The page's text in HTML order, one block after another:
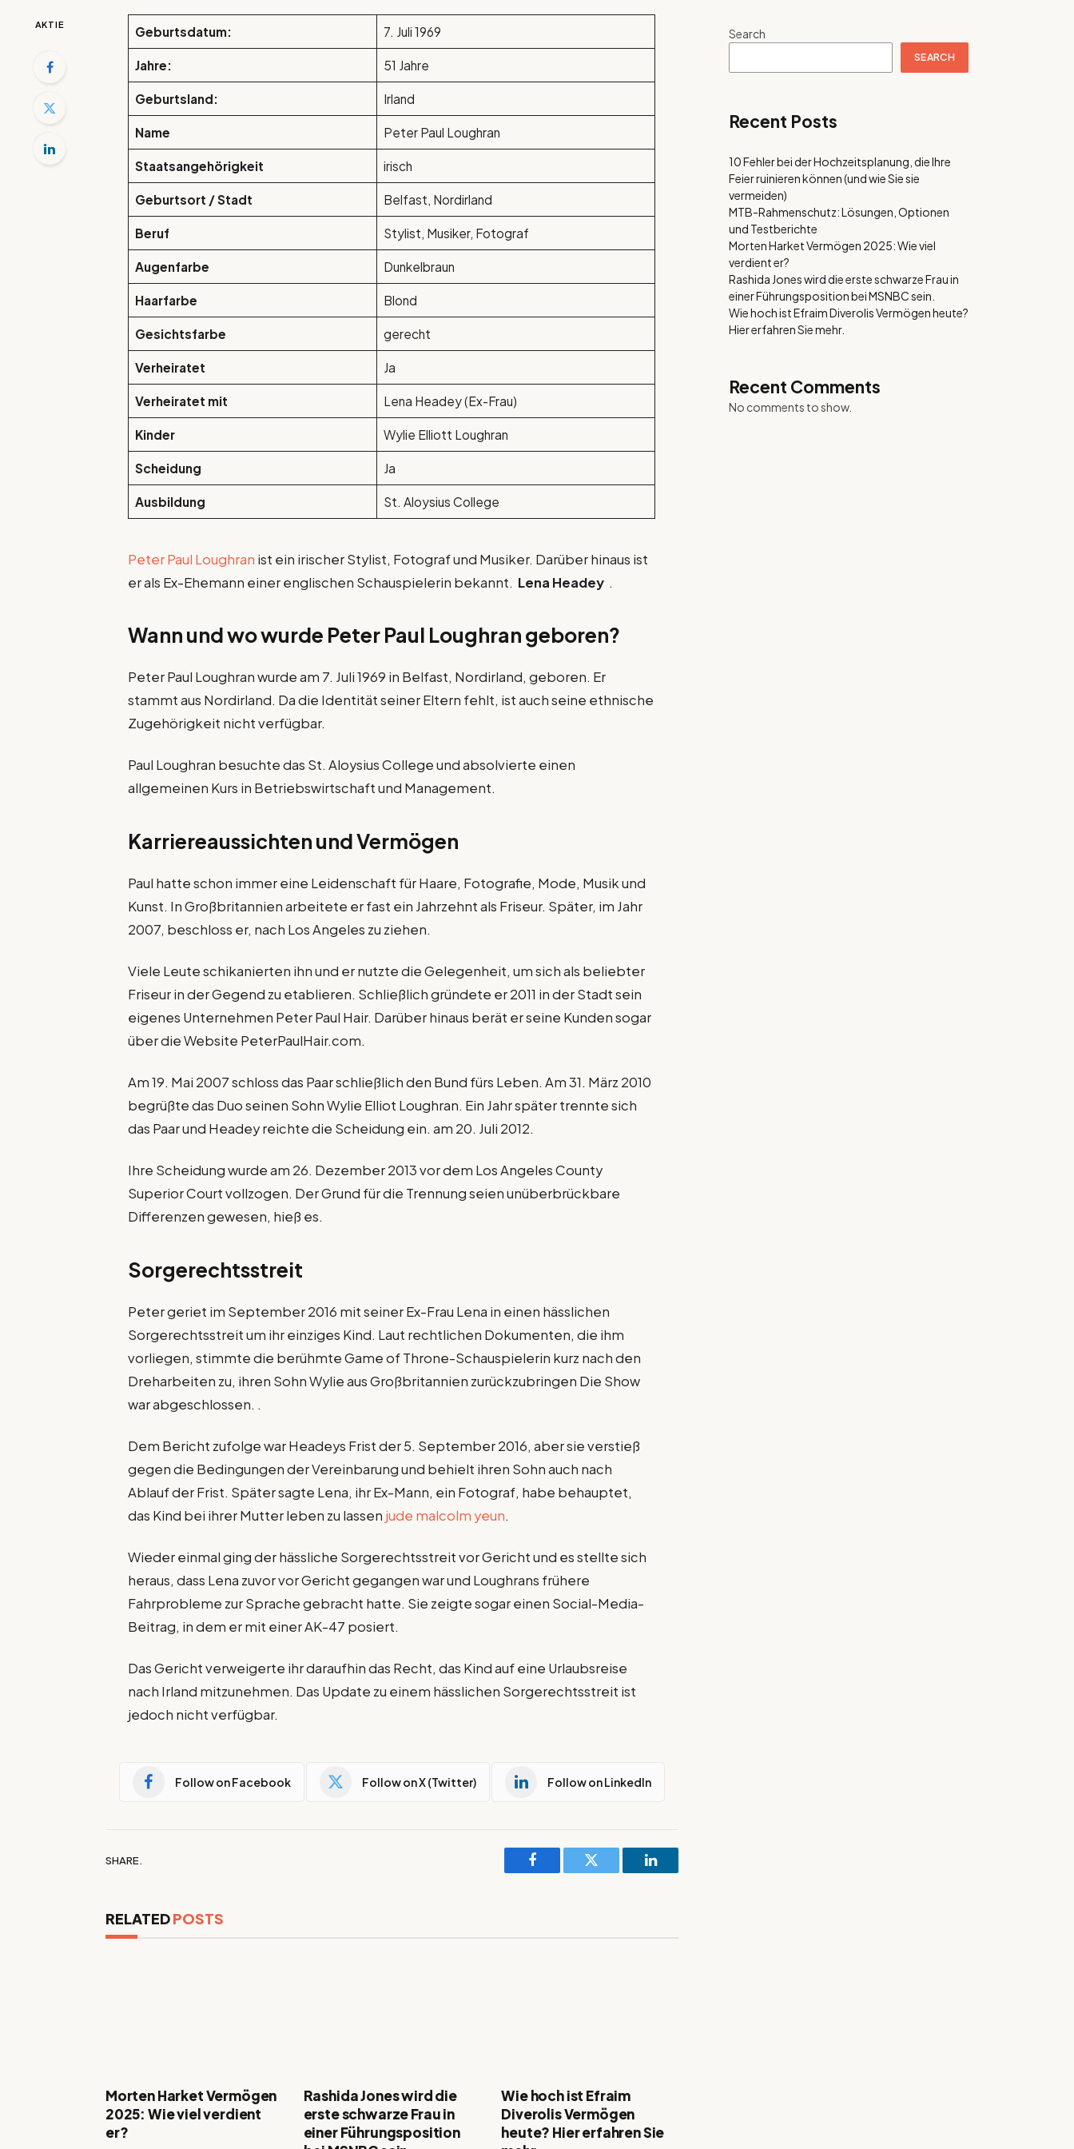
AKTIE Geburtsdatum: 7. Juli 1969
Jahre: 51 Jahre
Geburtsland: Irland
Name Peter Paul Loughran
Staatsangehörigkeit irisch
Geburtsort / Stadt Belfast, Nordirland
Beruf Stylist, Musiker, Fotograf
Augenfarbe Dunkelbraun
Haarfarbe Blond
Gesichtsfarbe gerecht
Verheiratet Ja
Verheiratet mit Lena Headey (Ex-Frau)
Kinder Wylie Elliott Loughran
Scheidung Ja
Ausbildung St. Aloysius College
Peter Paul Loughran ist ein irischer Stylist, Fotograf und Musiker. Darüber hinaus ist
er als Ex-Ehemann einer englischen Schauspielerin bekannt. Lena Headey .
Wann und wo wurde Peter Paul Loughran geboren?
Peter Paul Loughran wurde am 7. Juli 1969 in Belfast, Nordirland, geboren. Er
stammt aus Nordirland. Da die Identität seiner Eltern fehlt, ist auch seine ethnische
Zugehörigkeit nicht verfügbar.
Paul Loughran besuchte das St. Aloysius College und absolvierte einen
allgemeinen Kurs in Betriebswirtschaft und Management.
Karriereaussichten und Vermögen
Paul hatte schon immer eine Leidenschaft für Haare, Fotografie, Mode, Musik und
Kunst. In Großbritannien arbeitete er fast ein Jahrzehnt als Friseur. Später, im Jahr
2007, beschloss er, nach Los Angeles zu ziehen.
Viele Leute schikanierten ihn und er nutzte die Gelegenheit, um sich als beliebter
Friseur in der Gegend zu etablieren. Schließlich gründete er 2011 in der Stadt sein
eigenes Unternehmen Peter Paul Hair. Darüber hinaus berät er seine Kunden sogar
über die Website PeterPaulHair.com.
Am 19. Mai 2007 schloss das Paar schließlich den Bund fürs Leben. Am 31. März 2010
begrüßte das Duo seinen Sohn Wylie Elliot Loughran. Ein Jahr später trennte sich
das Paar und Headey reichte die Scheidung ein. am 20. Juli 2012.
Ihre Scheidung wurde am 26. Dezember 2013 vor dem Los Angeles County
Superior Court vollzogen. Der Grund für die Trennung seien unüberbrückbare
Differenzen gewesen, hieß es.
Sorgerechtsstreit
Peter geriet im September 2016 mit seiner Ex-Frau Lena in einen hässlichen
Sorgerechtsstreit um ihr einziges Kind. Laut rechtlichen Dokumenten, die ihm
vorliegen, stimmte die berühmte Game of Throne-Schauspielerin kurz nach den
Dreharbeiten zu, ihren Sohn Wylie aus Großbritannien zurückzubringen Die Show
war abgeschlossen. .
Dem Bericht zufolge war Headeys Frist der 5. September 2016, aber sie verstieß
gegen die Bedingungen der Vereinbarung und behielt ihren Sohn auch nach
Ablauf der Frist. Später sagte Lena, ihr Ex-Mann, ein Fotograf, habe behauptet,
das Kind bei ihrer Mutter leben zu lassen jude malcolm yeun.
Wieder einmal ging der hässliche Sorgerechtsstreit vor Gericht und es stellte sich
heraus, dass Lena zuvor vor Gericht gegangen war und Loughrans frühere
Fahrprobleme zur Sprache gebracht hatte. Sie zeigte sogar einen Social-Media-
Beitrag, in dem er mit einer AK-47 posiert.
Das Gericht verweigerte ihr daraufhin das Recht, das Kind auf eine Urlaubsreise
nach Irland mitzunehmen. Das Update zu einem hässlichen Sorgerechtsstreit ist
jedoch nicht verfügbar.
Follow on Facebook Follow on X (Twitter) Follow on LinkedIn
SHARE.
Facebook Twitter LinkedIn
RELATEDPOSTS
Morten Harket Vermögen
2025: Wie viel verdient
er?
Rashida Jones wird die
erste schwarze Frau in
einer Führungsposition
Wie hoch ist Efraim
Diverolis Vermögen
heute? Hier erfahren Sie
Search
SEARCH
Recent Posts
10 Fehler bei der Hochzeitsplanung, die Ihre
Feier ruinieren können (und wie Sie sie
vermeiden)
MTB-Rahmenschutz: Lösungen, Optionen
und Testberichte
Morten Harket Vermögen 2025: Wie viel
verdient er?
Rashida Jones wird die erste schwarze Frau in
einer Führungsposition bei MSNBC sein.
Wie hoch ist Efraim Diverolis Vermögen heute?
Hier erfahren Sie mehr.
Recent Comments
No comments to show.